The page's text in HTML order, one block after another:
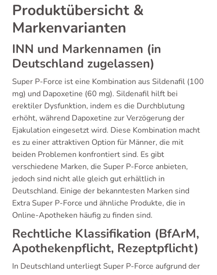
Produktübersicht &
Markenvarianten
INN und Markennamen (in
Deutschland zugelassen)
Super P-Force ist eine Kombination aus Sildenafil (100
mg) und Dapoxetine (60 mg). Sildenafil hilft bei
erektiler Dysfunktion, indem es die Durchblutung
erhöht, während Dapoxetine zur Verzögerung der
Ejakulation eingesetzt wird. Diese Kombination macht
es zu einer attraktiven Option für Männer, die mit
beiden Problemen konfrontiert sind. Es gibt
verschiedene Marken, die Super P-Force anbieten,
jedoch sind nicht alle gleich gut erhältlich in
Deutschland. Einige der bekanntesten Marken sind
Extra Super P-Force und ähnliche Produkte, die in
Online-Apotheken häufig zu finden sind.
Rechtliche Klassifikation (BfArM,
Apothekenpflicht, Rezeptpflicht)
In Deutschland unterliegt Super P-Force aufgrund der